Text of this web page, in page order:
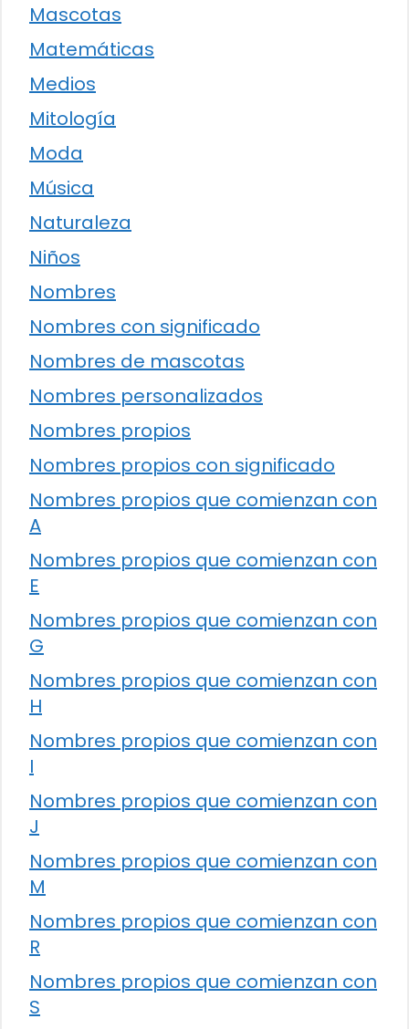
Mascotas
Matemáticas
Medios
Mitología
Moda
Música
Naturaleza
Niños
Nombres
Nombres con significado
Nombres de mascotas
Nombres personalizados
Nombres propios
Nombres propios con significado
Nombres propios que comienzan con
A
Nombres propios que comienzan con
E
Nombres propios que comienzan con
G
Nombres propios que comienzan con
H
Nombres propios que comienzan con
I
Nombres propios que comienzan con
J
Nombres propios que comienzan con
M
Nombres propios que comienzan con
R
Nombres propios que comienzan con
S